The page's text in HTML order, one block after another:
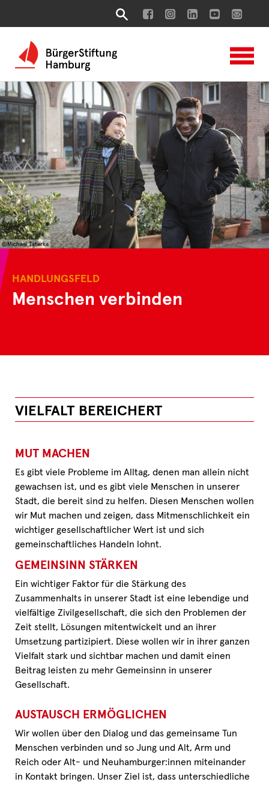
©Michael Taterka
HANDLUNGSFELD
Menschen verbinden
VIELFALT BEREICHERT
MUT MACHEN
Es gibt viele Probleme im Alltag, denen man allein nicht
gewachsen ist, und es gibt viele Menschen in unserer
Stadt, die bereit sind zu helfen. Diesen Menschen wollen
wir Mut machen und zeigen, dass Mitmenschlichkeit ein
wichtiger gesellschaftlicher Wert ist und sich
gemeinschaftliches Handeln lohnt.
GEMEINSINN STÄRKEN
Ein wichtiger Faktor für die Stärkung des
Zusammenhalts in unserer Stadt ist eine lebendige und
vielfältige Zivilgesellschaft, die sich den Problemen der
Zeit stellt, Lösungen mitentwickelt und an ihrer
Umsetzung partizipiert. Diese wollen wir in ihrer ganzen
Vielfalt stark und sichtbar machen und damit einen
Beitrag leisten zu mehr Gemeinsinn in unserer
Gesellschaft.
AUSTAUSCH ERMÖGLICHEN
Wir wollen über den Dialog und das gemeinsame Tun
Menschen verbinden und so Jung und Alt, Arm und
Reich oder Alt- und Neuhamburger:innen miteinander
in Kontakt bringen. Unser Ziel ist, dass unterschiedliche